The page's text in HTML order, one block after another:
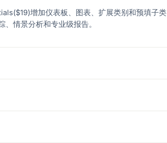
增加仪表板、图表、扩展类别和预填子类
情景分析和专业级报告。